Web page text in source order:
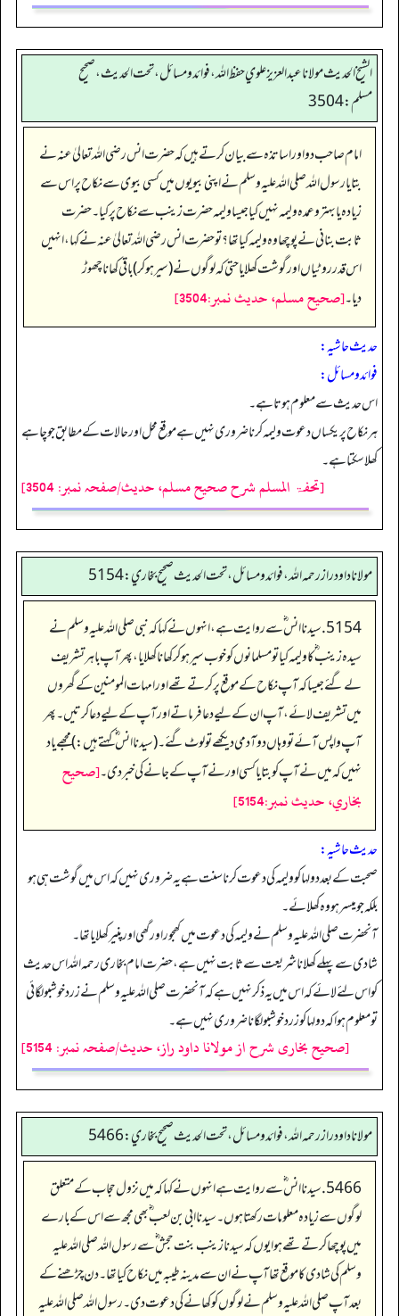
الشيخ الحديث مولانا عبدالعزيز علوي حفظ الله، فوائد و مسائل، تحت الحديث ، صحيح
مسلم: 3504
امام صاحب دو اور اساتذہ سے بیان کرتے ہیں کہ حضرت انس رضی اللہ تعالیٰ عنہ نے
بتایا رسول اللہ صلی اللہ علیہ وسلم نے اپنی بیویوں میں کسی بیوی سے نکاح پر اس سے
زیادہ یا بہتر و عمدہ ولیمہ نہیں کیا جیسا ولیمہ حضرت زینب سے نکاح پر کیا۔ حضرت
ثابت بنانی نے پوچھا وہ ولیمہ کیا تھا؟ تو حضرت انس رضی اللہ تعالیٰ عنہ نے کہا، انہیں
اس قدر روٹیاں اور گوشت کھلایا حتی کہ لوگوں نے (سیر ہو کر) باقی کھانا چھوڑ
دیا۔[صحيح مسلم، حديث نمبر:3504]
حدیث حاشیہ:
فوائد ومسائل:
اس حدیث سے معلوم ہوتا ہے۔
ہر نکاح پر یکساں دعوت ولیمہ کرنا ضروری نہیں ہے موقع محل اور حالات کے مطابق جو چاہے
کھلا سکتا ہے۔
[تحفۃ المسلم شرح صحیح مسلم، حدیث/صفحہ نمبر: 3504]
مولانا داود راز رحمه الله، فوائد و مسائل، تحت الحديث صحيح بخاري: 5154
5154. سیدنا انس ؓ سے روایت ہے، انہوں نے کہا کہ نبی صلی اللہ علیہ وسلم نے
سیدہ زینب‬ ؓ ک‬ا ولیمہ کیا تو مسلمانوں کو خوب سیر ہو کر کھانا کھلایا، پھر آپ باہر تشریف
لے گئے جیسا کہ آپ نکاح کے موقع پر کرتے تھے اور امہات المومنین کے گھروں
میں تشریف لائے، آپ ان کے لیے دعا فرماتے اور آپ کے لیے دعا کرتیں۔ پھر
آپ واپس آئے تو وہاں دو آدمی دیکھے تو لوٹ گئے۔ (سیدنا انس ؓ کہتے ہیں:) مجھے یاد
نہیں کہ میں نے آپ کو بتایا کسی اور نے آپ کے جانے کی خبر دی۔[صحيح
بخاري، حديث نمبر:5154]
حدیث حاشیہ:
صحبت کے بعد دولہا کو ولیمہ کی دعوت کرنا سنت ہے یہ ضروری نہیں کہ اس میں گوشت ہی ہو
بلکہ جو میسر ہو وہ کھلائے۔
آنحضرت صلی اللہ علیہ وسلم نے ولیمہ کی دعوت میں کھجور اور گھی اور پنیر کھلایا تھا۔
شادی سے پہلے کھلانا شریعت سے ثابت نہیں ہے، حضرت امام بخاری رحمہ اللہ اس حدیث
کو اس لئے لائے کہ اس میں یہ ذکر نہیں ہے کہ آنحضرت صلی اللہ علیہ وسلم نے زرد خوشبو لگائی
تو معلوم ہوا کہ دولہا کو زرد خوشبو لگانا ضروری نہیں ہے۔
[صحیح بخاری شرح از مولانا داود راز، حدیث/صفحہ نمبر: 5154]
مولانا داود راز رحمه الله، فوائد و مسائل، تحت الحديث صحيح بخاري: 5466
5466. سیدنا انس ؓ سے روایت ہے انہوں نے کہا کہ میں نزول حجاب کے متعلق
لوگوں سے زیادہ معلومات رکھتا ہوں۔ سیدنا ابی بن لعب ؓ بھی مجھ سے اس کے بارے
میں پوچھا کرتے تھے ہوا یوں کہ سیدنا زینب بنت حجش‬ ؓ س‬ے رسول اللہ صلی اللہ علیہ
وسلم کی شادی کا موقع تھا آپ نے ان سے مدینہ طیبہ میں نکاح کیا تھا۔ دن چڑھنے کے
بعد آپ صلی اللہ علیہ وسلم نے لوگوں کو کھانے کی دعوت دی۔ رسول اللہ صلی اللہ علیہ